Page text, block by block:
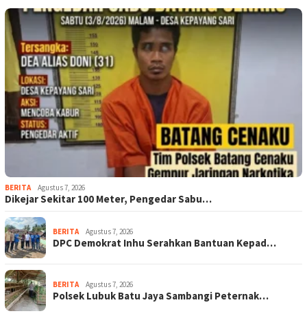
BERITA Agustus 7, 2026
Dikejar Sekitar 100 Meter, Pengedar Sabu…
BERITA Agustus 7, 2026
DPC Demokrat Inhu Serahkan Bantuan Kepad…
BERITA Agustus 7, 2026
Polsek Lubuk Batu Jaya Sambangi Peternak…